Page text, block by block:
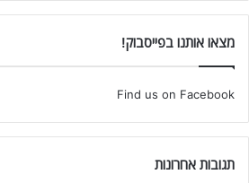
מצאו אותנו בפייסבוק!
Find us on Facebook
תגובות אחרונות